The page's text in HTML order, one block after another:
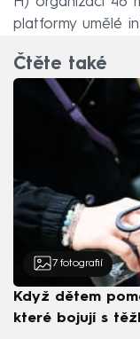
platformy umělé
Čtěte také
7 fotografií
Když dětem
které bojují s